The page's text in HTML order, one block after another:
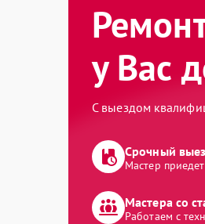
у Вас
С выездом
Срочный
Мастер
Мастера со
Работаем с